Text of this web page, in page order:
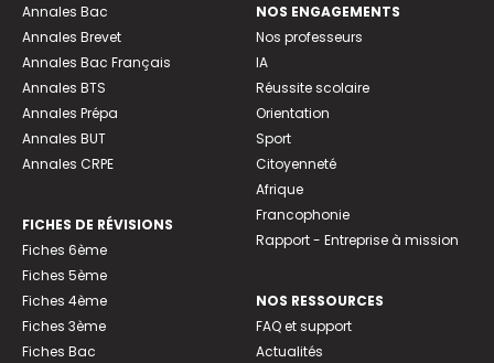
Annales Bac
Annales Brevet
Annales Bac Français
Annales BTS
Annales Prépa
Annales BUT
Annales CRPE
FICHES DE RÉVISIONS
Fiches 6ème
Fiches 5ème
Fiches 4ème
Fiches 3ème
Fiches Bac
NOS ENGAGEMENTS
Nos professeurs
IA
Réussite scolaire
Orientation
Sport
Citoyenneté
Afrique
Francophonie
Rapport - Entreprise à mission
NOS RESSOURCES
FAQ et support
Actualités